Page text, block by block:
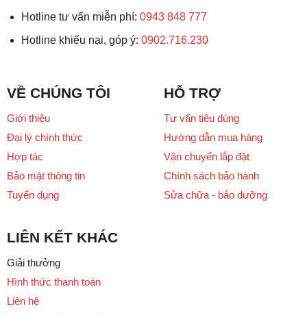
Hotline tư vấn miễn phí: 0943 848 777
Hotline khiếu nại, góp ý: 0902.716.230
VỀ CHÚNG TÔI
Giới thiệu
Đại lý chính thức
Hợp tác
Bảo mật thông tin
Tuyển dụng
HỖ TRỢ
Tư vấn tiêu dùng
Hướng dẫn mua hàng
Vận chuyển lắp đặt
Chính sách bảo hành
Sửa chữa - bảo dưỡng
LIÊN KẾT KHÁC
Giải thưởng
Hình thức thanh toán
Liên hệ